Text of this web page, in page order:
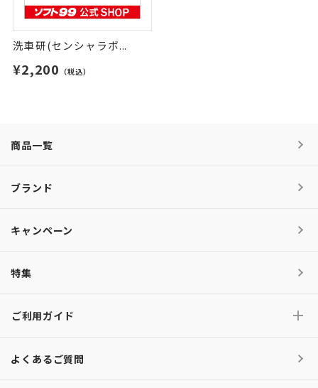
洗車研(センシャラボ...
¥2,200 （税込）
商品一覧
ブランド
キャンペーン
特集
ご利用ガイド
よくあるご質問